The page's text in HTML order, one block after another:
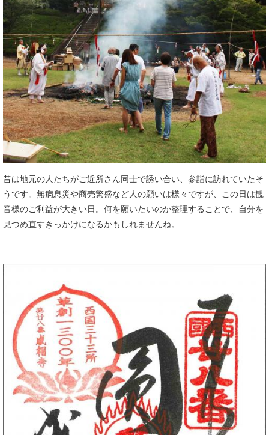
昔は地元の人たちがご近所さん同士で誘い合い、参詣に訪れていたそ
うです。無病息災や商売繁盛など人の願いは様々ですが、この日は観
音様のご利益が大きい日。何を願いたいのか整理することで、自分を
見つめ直すきっかけになるかもしれませんね。